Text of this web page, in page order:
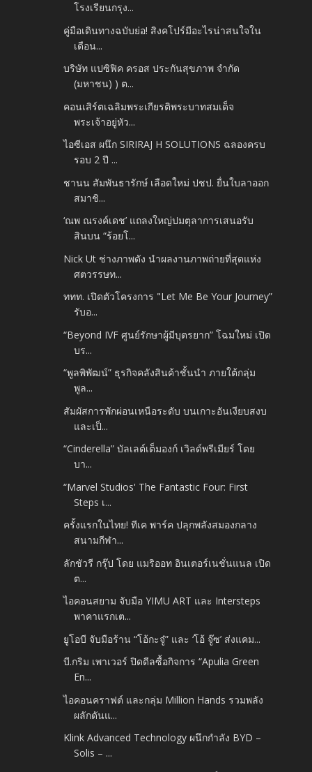
โรงเรียนกรุง...
คู่มือเดินทางฉบับย่อ! สิงคโปร์มีอะไรน่าสนใจใน
เดือน...
บริษัท แปซิฟิค ครอส ประกันสุขภาพ จำกัด
(มหาชน) ) ต...
คอนเสิร์ตเฉลิมพระเกียรติพระบาทสมเด็จ
พระเจ้าอยู่หัว...
ไอซีเอส ผนึก SIRIRAJ H SOLUTIONS ฉลองครบ
รอบ 2 ปี ...
ชานน สัมพันธารักษ์ เลือดใหม่ ปชป. ยื่นใบลาออก
สมาชิ...
‘ณพ ณรงค์เดช’ แถลงใหญ่ปมตุลาการเสนอรับ
สินบน “ร้อยโ...
Nick Ut ช่างภาพดัง นำผลงานภาพถ่ายที่สุดแห่ง
ศตวรรษท...
ททท. เปิดตัวโครงการ "Let Me Be Your Journey”
รับอ...
“Beyond IVF ศูนย์รักษาผู้มีบุตรยาก” โฉมใหม่ เปิด
บร...
“พูลพิพัฒน์” ธุรกิจคลังสินค้าชั้นนำ ภายใต้กลุ่ม
พูล...
สัมผัสการพักผ่อนเหนือระดับ บนเกาะอันเงียบสงบ
และเป็...
“Cinderella” บัลเลต์เต็มองก์ เวิลด์พรีเมียร์ โดย
บา...
“Marvel Studios' The Fantastic Four: First
Steps เ...
ครั้งแรกในไทย! ทีเค พาร์ค ปลุกพลังสมองกลาง
สนามกีฬา...
ลักชัวรี กรุ๊ป โดย แมริออท อินเตอร์เนชั่นแนล เปิด
ต...
ไอคอนสยาม จับมือ YIMU ART และ Intersteps
พาคาแรกเต...
ยูโอบี จับมือร้าน “โอ้กะจู๋” และ ‘โอ้ จู๊ซ’ ส่งแคม...
บี.กริม เพาเวอร์ ปิดดีลซื้อกิจการ “Apulia Green
En...
ไอคอนคราฟต์ และกลุ่ม Million Hands รวมพลัง
ผลักดันแ...
Klink Advanced Technology ผนึกกำลัง BYD –
Solis – ...